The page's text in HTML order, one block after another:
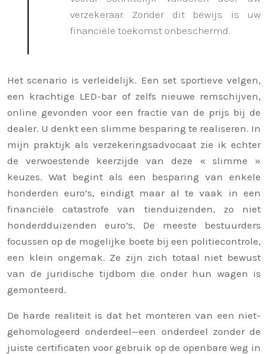
verzekeraar. Zonder dit bewijs is uw
financiële toekomst onbeschermd.
Het scenario is verleidelijk. Een set sportieve velgen,
een krachtige LED-bar of zelfs nieuwe remschijven,
online gevonden voor een fractie van de prijs bij de
dealer. U denkt een slimme besparing te realiseren. In
mijn praktijk als verzekeringsadvocaat zie ik echter
de verwoestende keerzijde van deze « slimme »
keuzes. Wat begint als een besparing van enkele
honderden euro’s, eindigt maar al te vaak in een
financiële catastrofe van tienduizenden, zo niet
honderdduizenden euro’s. De meeste bestuurders
focussen op de mogelijke boete bij een politiecontrole,
een klein ongemak. Ze zijn zich totaal niet bewust
van de juridische tijdbom die onder hun wagen is
gemonteerd.
De harde realiteit is dat het monteren van een niet-
gehomologeerd onderdeel—een onderdeel zonder de
juiste certificaten voor gebruik op de openbare weg in